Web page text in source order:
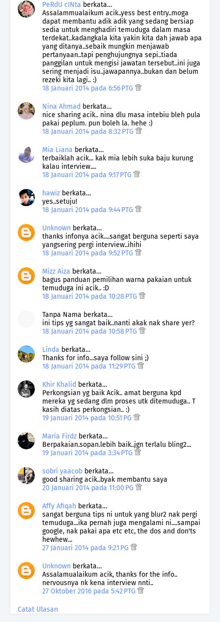
PeRdU cINta berkata…
Assalammualaikum acik..yess best entry..moga
dapat membantu adik adik yang sedang bersiap
sedia untuk menghadiri temuduga dalam masa
terdekat..kadangkala kita yakin kita dah jawab apa
yang ditanya..sebaik mungkin menjawab
pertanyaan..tapi penghujungnya sepi..tiada
panggilan untuk mengisi jawatan tersebut..ini juga
sering menjadi isu..jawapannya..bukan dan belum
rezeki kita lagi.. :)
18 Januari 2014 pada 6:56 PTG
Nina Ahmad berkata…
nice sharing acik.. nina dlu masa intebiu bleh pula
pakai peplum. pun boleh la. hehe :)
18 Januari 2014 pada 8:32 PTG
Mia Liana berkata…
terbaiklah acik... kak mia lebih suka baju kurung
kalau interview....
18 Januari 2014 pada 9:17 PTG
hawiz berkata…
yes..setuju!
18 Januari 2014 pada 9:44 PTG
Unknown berkata…
thanks infonya acik....sangat berguna seperti saya
yangsering pergi interview..ihihi
18 Januari 2014 pada 9:52 PTG
Mizz Aiza berkata…
bagus panduan pemilihan warna pakaian untuk
temuduga ini acik.. :D
18 Januari 2014 pada 10:28 PTG
Tanpa Nama berkata…
ini tips yg sangat baik..nanti akak nak share yer?
18 Januari 2014 pada 10:58 PTG
Linda berkata…
Thanks for info...saya follow sini ;)
18 Januari 2014 pada 11:29 PTG
Khir Khalid berkata…
Perkongsian yg baik Acik.. amat berguna kpd
mereka yg sedang dlm proses utk ditemuduga.. T
kasih diatas perkongsian.. :)
19 Januari 2014 pada 10:51 PG
Maria Firdz berkata…
Berpakaian.sopan.lebih baik..jgn terlalu bling2...
19 Januari 2014 pada 3:34 PTG
sobri yaacob berkata…
good sharing acik..byak membantu saya
20 Januari 2014 pada 11:00 PG
Affy Afiqah berkata…
sangat berguna tips ni untuk yang blur2 nak pergi
temuduga...ika pernah juga mengalami ni....sampai
google, nak pakai apa etc etc, the dos and don'ts
hewhew...
27 Januari 2014 pada 9:21 PG
Unknown berkata…
Assalamualaikum acik, thanks for the info..
nervousnya nk kena interview nnti..
27 Oktober 2016 pada 5:42 PTG
Catat Ulasan